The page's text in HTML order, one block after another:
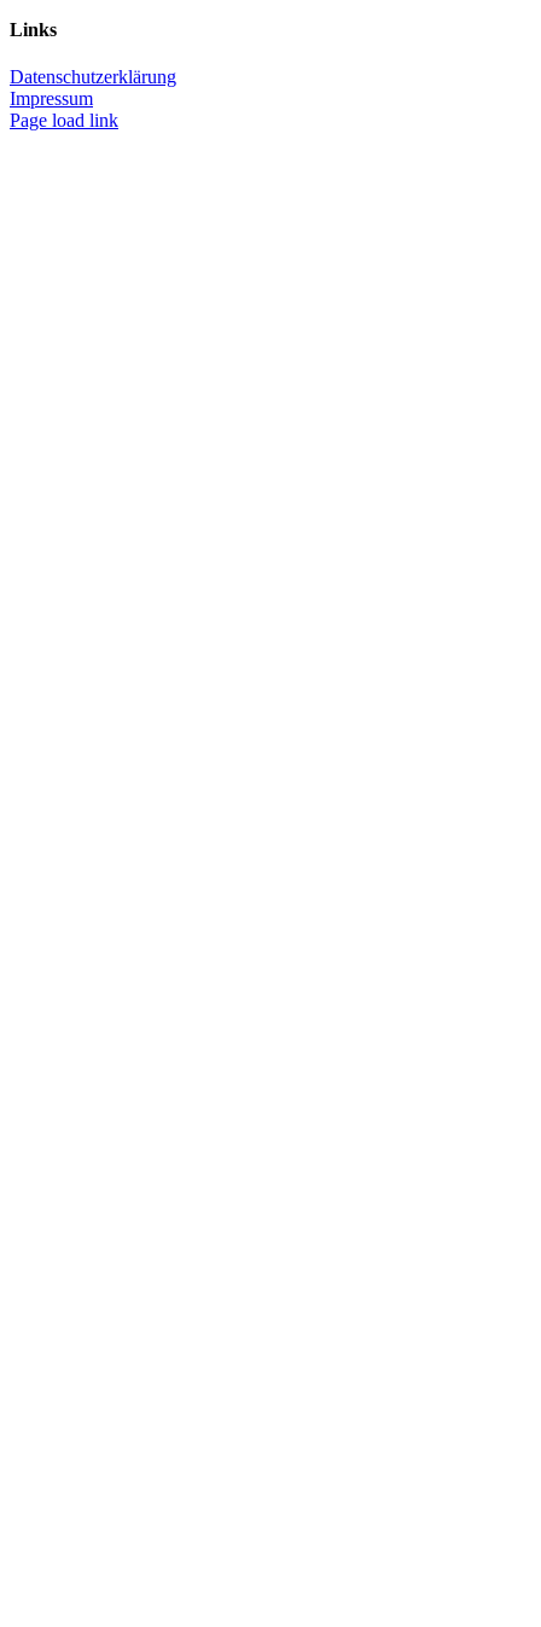
Links
Datenschutzerklärung
Impressum
Page load link